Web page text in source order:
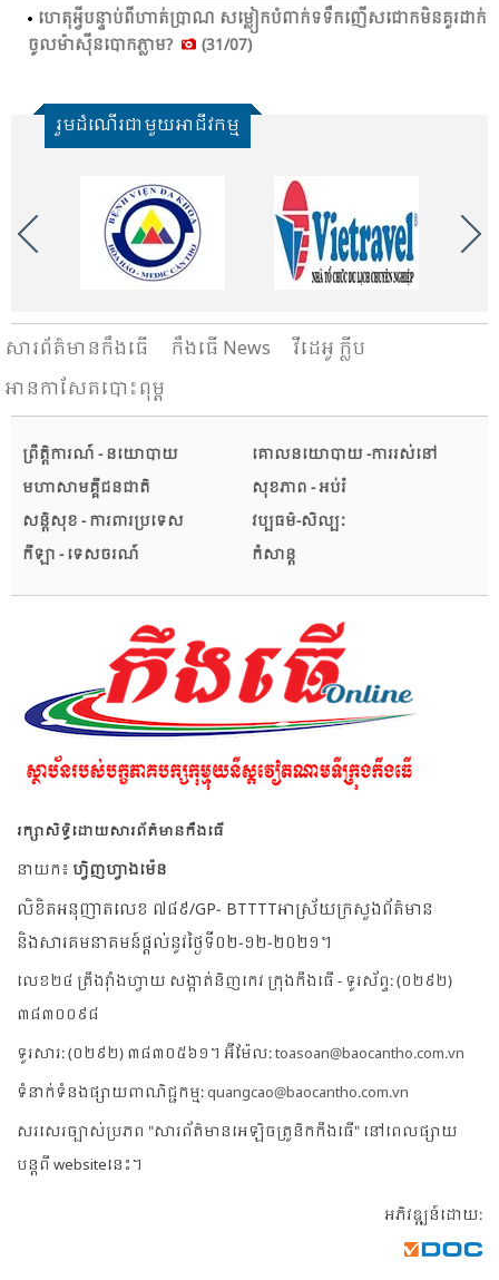
ហេ​តុ​អ្វី​បន្ទាប់​ពី​ហាត់​ប្រា​ណ​ សម្លៀកបំ​ពាក់​ទទឹក​ញើស​ជោក​មិន​គួរ​ដាក់​
ចូល​ម៉ាស៊ីន​បោក​ភ្លាម​?
(31/07)
រួមដំណើរជាមួយអាជីវកម្ម
សារ​ព័ត៌មានកឹងធើ កឹងធើ News
វីដេអូ ក្លីប
អានកាសែតបោះពុម្ព
ព្រឹត្តិការណ៍ - នយោបាយ
គោលនយោបាយ -ការរស់នៅ
មហាសាមគ្គីជនជាតិ
សុខភាព - អប់រំ
សន្តិសុខ - ការពារប្រទេស
វប្បធម៌-សិល្បៈ
កីឡា - ទេសចរណ៍
កំសាន្ត
រក្សាសិទ្ធិដោយសារព័ត៌មានកឹងធើ
នាយក៖ ហ្វិញហ្វាងម៉េន
លិខិតអនុញាតលេខ ៧៨៩/GP- BTTTTអាស្រ័យក្រសួងព័ត៌មាន
និងសារគមនាគមន៍ផ្តល់នូវថ្ងៃទី០២-១២-២០២១។
លេខ២៤ ត្រឹងវ៉ាំងហ្វាយ សង្កាត់និញកេវ ក្រុងកឹងធើ - ទូរស័ព្ទ: (០២៩២)
៣៨៣០០៩៨
ទូរសារ: (០២៩២) ៣៨៣០៥៦១។ អ៊ីម៉ែល:toasoan@baocantho.com.vn
ទំនាក់ទំនងផ្សាយពាណិជ្ជកម្ម:quangcao@baocantho.com.vn
សរសេរច្បាស់ប្រភព "សារព័ត៌មានអេឡិចត្រូនិកកឹងធើ" នៅពេលផ្សាយ
បន្តពី websiteនេះ។
អភិវឌ្ឍន៍ដោយ: